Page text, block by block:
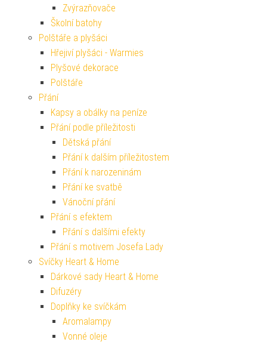
Zvýrazňovače
Školní batohy
Polštáře a plyšáci
Hřejiví plyšáci - Warmies
Plyšové dekorace
Polštáře
Přání
Kapsy a obálky na peníze
Přání podle příležitosti
Dětská přání
Přání k dalším příležitostem
Přání k narozeninám
Přání ke svatbě
Vánoční přání
Přání s efektem
Přání s dalšími efekty
Přání s motivem Josefa Lady
Svíčky Heart & Home
Dárkové sady Heart & Home
Difuzéry
Doplňky ke svíčkám
Aromalampy
Vonné oleje